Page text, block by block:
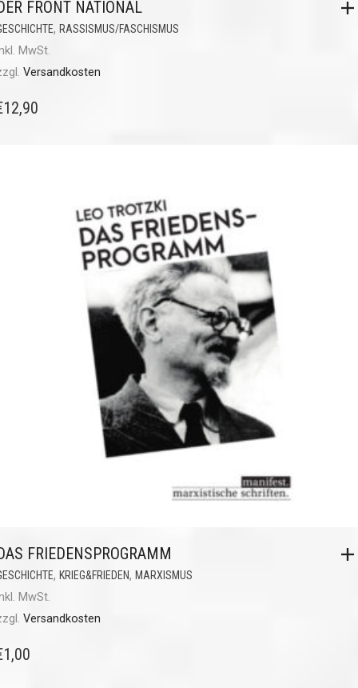
FRONT NATIONAL
, RASSISMUS/FASCHISMUS
MwSt.
Versandkosten
12,90
FRIEDENSPROGRAMM
, KRIEG&FRIEDEN, MARXISMUS
MwSt.
Versandkosten
1,00